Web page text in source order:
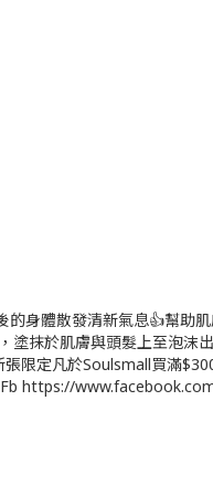
身體散發清新氣息👍幫助
抹於肌膚與頭髮上至泡沫
限定凡於Soulsmall買滿
https://